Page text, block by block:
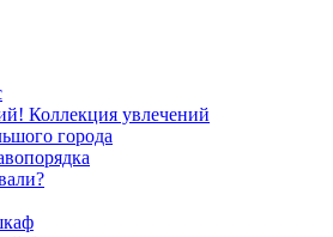
Коллекция увлечений
города